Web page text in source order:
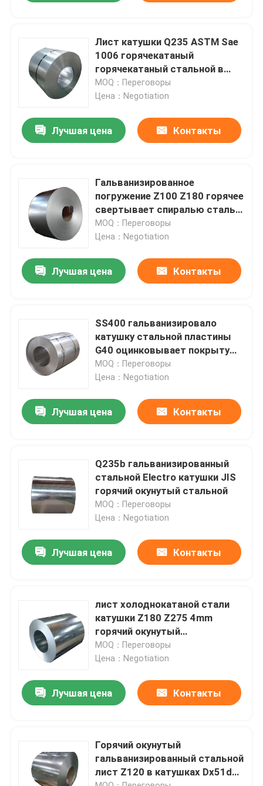
О Компании
Продукция
лист плиты нержавеющей стали
Трубка SS квадратная
Безшовная труба нержавеющей стали
прокладка нержавеющей стали
Лист катушки Q235 ASTM Sae
1006 горячекатаный
горячекатаный стальной в
катушке
MOQ：Переговоры
Цена：Negotiation
Лучшая цена Контакты
Гальванизированное
погружение Z100 Z180 горячее
свертывает спиралью сталь
MTC горячекатаную
спиральную
MOQ：Переговоры
Цена：Negotiation
Лучшая цена Контакты
SS400 гальванизировало
катушку стальной пластины
G40 оцинковывает покрытую
стальную заварку
MOQ：Переговоры
Цена：Negotiation
Лучшая цена Контакты
Q235b гальванизированный
стальной Electro катушки JIS
горячий окунутый стальной
MOQ：Переговоры
Цена：Negotiation
Лучшая цена Контакты
лист холоднокатаной стали
катушки Z180 Z275 4mm
горячий окунутый
гальванизированный в
катушке
MOQ：Переговоры
Цена：Negotiation
Лучшая цена Контакты
Горячий окунутый
гальванизированный стальной
лист Z120 в катушках Dx51d